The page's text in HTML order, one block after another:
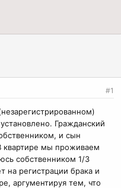
#1
Гражданский
и сын
квартире мы проживаем
собственником 1/3
на регистрации брака и
аргументируя тем, что